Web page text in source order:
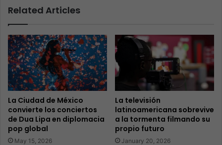
Related Articles
La Ciudad de México
convierte los conciertos
de Dua Lipa en diplomacia
pop global
May 15, 2026
La televisión
latinoamericana sobrevive
a la tormenta filmando su
propio futuro
January 20, 2026